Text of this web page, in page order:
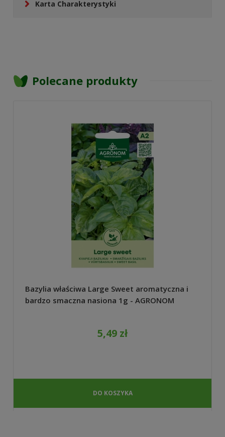
Karta Charakterystyki
Polecane produkty
Bazylia właściwa Large Sweet aromatyczna i
bardzo smaczna nasiona 1g - AGRONOM
5,49 zł
DO KOSZYKA